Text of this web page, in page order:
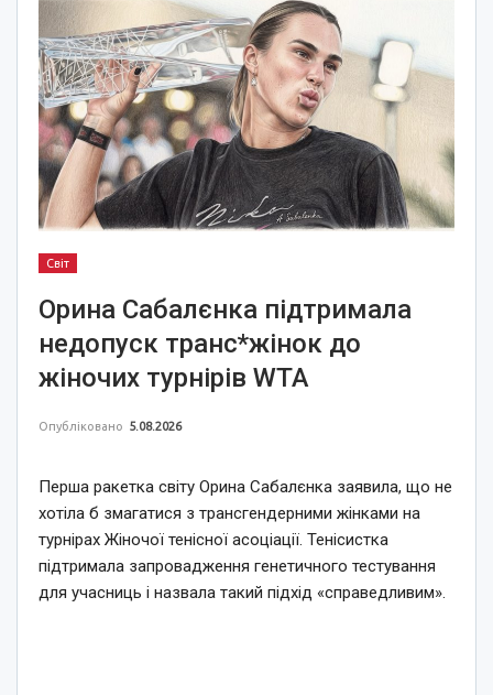
Світ
Орина Сабалєнка підтримала
недопуск транс*жінок до
жіночих турнірів WTA
Опубліковано 5.08.2026
Перша ракетка світу Орина Сабалєнка заявила, що не
хотіла б змагатися з трансгендерними жінками на
турнірах Жіночої тенісної асоціації. Тенісистка
підтримала запровадження генетичного тестування
для учасниць і назвала такий підхід «справедливим».